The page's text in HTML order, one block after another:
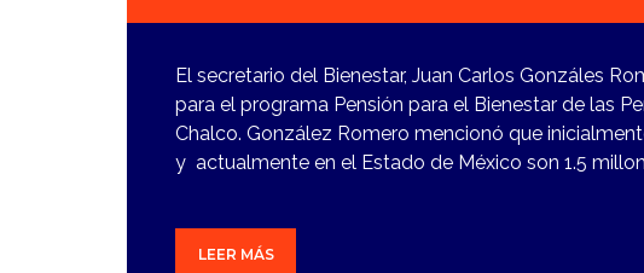
El secretario del Bienestar, Juan Carlos Gonzáles
para el programa Pensión para el Bienestar de las
Chalco. González Romero mencionó que
y actualmente en el Estado de México son 1.5
LEER MÁS